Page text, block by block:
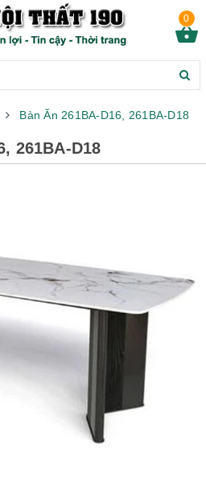
0
Bàn Ăn 261BA-D16, 261BA-D18
261BA-D18